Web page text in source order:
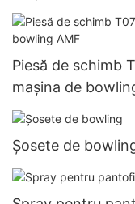
Piesă de schimb
mașina de
Șosete de